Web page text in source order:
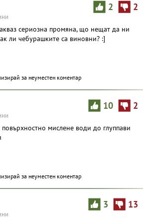
2 2
сериозна промяна, що нещат да ни
ли чебурашките са виновни? :]
за неуместен коментар
10 2
мислене води до глуппави
за неуместен коментар
3 13